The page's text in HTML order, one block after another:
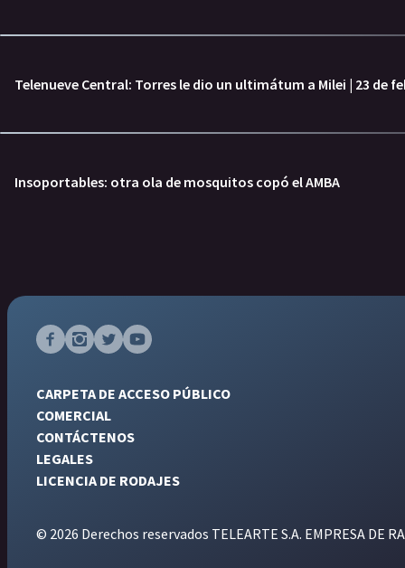
Telenueve Central: Torres le dio un ultimátum a Milei | 23 de
Insoportables: otra ola de mosquitos copó el AMBA
CARPETA DE ACCESO PÚBLICO
COMERCIAL
CONTÁCTENOS
LEGALES
LICENCIA DE RODAJES
© 2026 Derechos reservados TELEARTE S.A. EMPRESA DE